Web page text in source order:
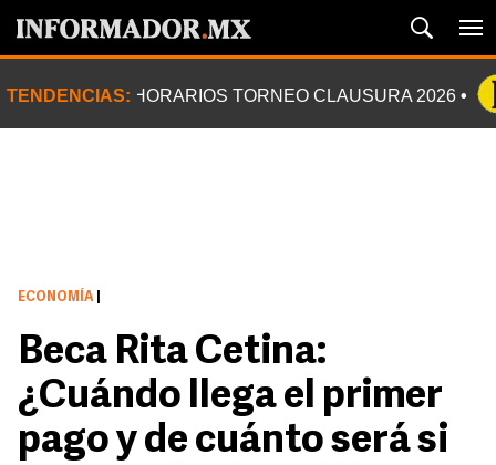
TENDENCIAS: HORARIOS TORNEO CLAUSURA 2026
ECONOMÍA
Beca Rita Cetina:
¿Cuándo llega el primer
pago y de cuánto será si